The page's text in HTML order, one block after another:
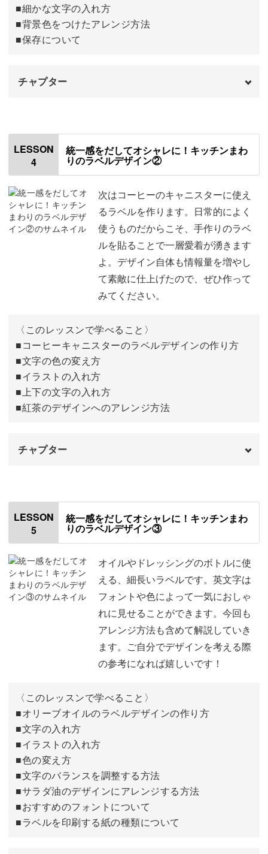
黒い文字を取り込む方法
黒以外の文字を取り込む方法
■細かな文字の入れ方
■背景色をつけたアレンジ方法
■保存について
チャプター
はじめに
使用材料・道具
サイズの決め方 02:03
①ペッパーのデザイン 02:51
細かな文字を入れる 08:04
背景色をつけたアレンジ 12:26
LESSON
4
統一感をだしてオシャレに！キッチンまわ
りのラベルデザイン②
次はコーヒーのキャニスターに使え
るラベルを作ります。日常的によく
使うものだからこそ、手作りのラベ
ルを貼ることで一層愛着が湧きます
よ。デザイン自体も情報量を増やし
て素敵に仕上げたので、ぜひ作って
みてください。
〈このレッスンで学べること〉
■コーヒーキャニスターのラベルデザインの作り方
■文字の色の変え方
■イラストの入れ方
■上下の文字の入れ方
■紅茶のデザインへのアレンジ方法
チャプター
はじめに
②コーヒーのデザイン
文字の色を変える 03:44
イラストを入れる 04:30
上と下の文字を入れる 06:20
紅茶のデザインにアレンジする 12:18
葉っぱのイラストに変える
LESSON
5
統一感をだしてオシャレに！キッチンまわ
りのラベルデザイン③
オイルやドレッシングのボトルに使
える、細長いラベルです。英文字は
フォントや色によって一気におしゃ
れに見せることができます。今回も
アレンジ方法も含めて解説していき
ます。ご自分でデザインを考える際
の参考になれば嬉しいです！
〈このレッスンで学べること〉
■オリーブオイルのラベルデザインの作り方
■文字の入れ方
■イラストの入れ方
■色の変え方
■文字のバランスを調整する方法
■サラダ油のデザインにアレンジする方法
■おすすめのフォントについて
■ラベルを印刷する紙の種類について